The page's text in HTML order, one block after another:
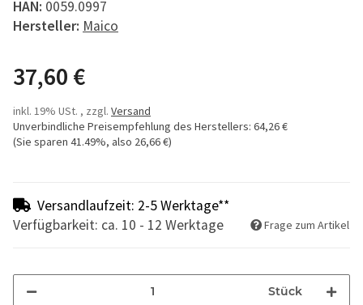
HAN: 0059.0997
Hersteller: Maico
37,60 €
inkl. 19% USt. , zzgl. Versand
Unverbindliche Preisempfehlung des Herstellers: 64,26 €
(Sie sparen 41.49%, also 26,66 €)
Versandlaufzeit: 2-5 Werktage**
Verfügbarkeit: ca. 10 - 12 Werktage
Frage zum Artikel
Stück